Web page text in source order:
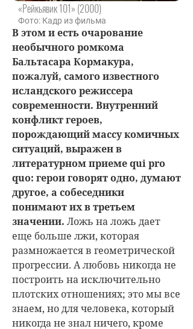
«Рейкьявик 101» (2000)
Фото: Кадр из фильма
В этом и есть очарование
необычного ромкома
Бальтасара Кормакура,
пожалуй, самого известного
исландского режиссера
современности. Внутренний
конфликт героев,
порождающий массу комичных
ситуаций, выражен в
литературном приеме qui pro
quo: герои говорят одно, думают
другое, а собеседники
понимают их в третьем
значении. Ложь на ложь дает
еще больше лжи, которая
размножается в геометрической
прогрессии. А любовь никогда не
построить на исключительно
плотских отношениях; это мы все
знаем, но для человека, который
никогда не знал ничего, кроме